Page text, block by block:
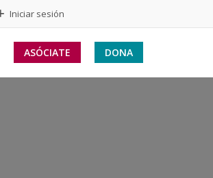
Iniciar sesión
DONA
ASÓCIATE